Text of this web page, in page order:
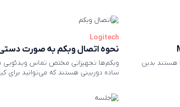
وب کم‌های برند لاجیتک دارای اتصال Plug-and-Play هستند بدین
Logitech
نحوه اتصال وبکم به صورت دستی
وبکم‌ها تجهیزاتی مختص تماس ویدئویی
ساده دوربینی هستند که می‌توانید برای